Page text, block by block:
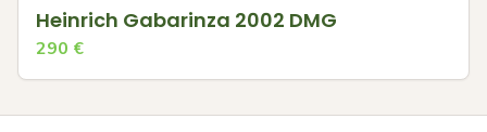
Heinrich Gabarinza 2002 DMG
290 €